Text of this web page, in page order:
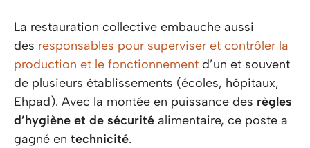
La restauration collective embauche aussi
des responsables pour superviser et contrôler la
production et le fonctionnement d’un et souvent
de plusieurs établissements (écoles, hôpitaux,
Ehpad). Avec la montée en puissance des règles
d’hygiène et de sécurité alimentaire, ce poste a
gagné en technicité.